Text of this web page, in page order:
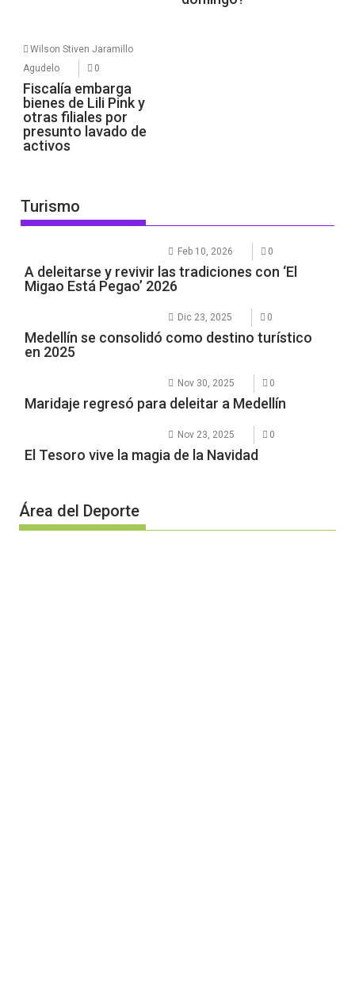
Wilson Stiven Jaramillo
Agudelo
0
Fiscalía embarga
bienes de Lili Pink y
otras filiales por
presunto lavado de
activos
Turismo
Feb 10, 2026 0
A deleitarse y revivir las tradiciones con ‘El
Migao Está Pegao’ 2026
Dic 23, 2025 0
Medellín se consolidó como destino turístico
en 2025
Nov 30, 2025 0
Maridaje regresó para deleitar a Medellín
Nov 23, 2025 0
El Tesoro vive la magia de la Navidad
Área del Deporte